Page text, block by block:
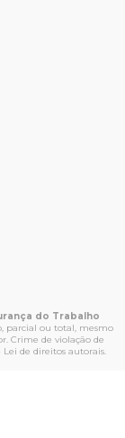
do Trabalho
parcial ou total, mesmo
Crime de violação de
Lei de direitos autorais.